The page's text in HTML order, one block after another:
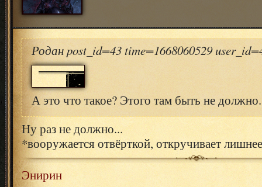
Родан post_id=43 time=1668060529
А это что такое? Этого там быть не должно.
Ну раз не должно...
*вооружается отвёрткой, откручивает
Энирин